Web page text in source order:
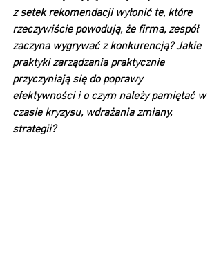
z setek rekomendacji wyłonić te, które
rzeczywiście powodują, że firma, zespół
zaczyna wygrywać z konkurencją? Jakie
praktyki zarządzania praktycznie
przyczyniają się do poprawy
efektywności i o czym należy pamiętać w
czasie kryzysu, wdrażania zmiany,
strategii?